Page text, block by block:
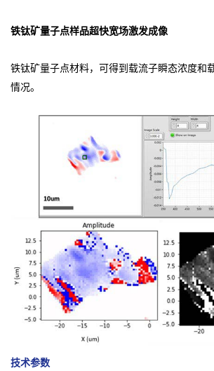
铁钛矿量子点样品超快宽场激发成像
铁钛矿量子点材料，可得到载流子瞬态浓度和
情况。
技术参数